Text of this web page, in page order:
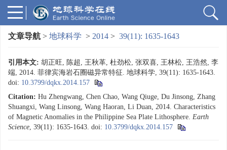
文章导航 > 地球科学 > 2014 > 39(11): 1635-1643
引用本文: 胡正旺, 陈超, 王秋革, 杜劲松, 张双喜, 王林松, 王浩然, 李
端, 2014. 菲律宾海岩石圈磁异常特征. 地球科学, 39(11): 1635-1643.
doi: 10.3799/dqkx.2014.157
Citation: Hu Zhengwang, Chen Chao, Wang Qiuge, Du Jinsong, Zhang
Shuangxi, Wang Linsong, Wang Haoran, Li Duan, 2014. Characteristics
of Magnetic Anomalies in the Philippine Sea Plate Lithosphere. Earth
Science, 39(11): 1635-1643. doi: 10.3799/dqkx.2014.157